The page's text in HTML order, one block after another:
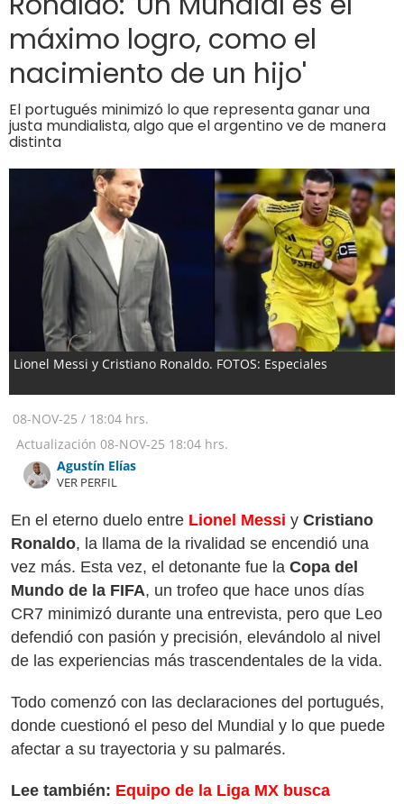
máximo logro, como el
nacimiento de un hijo'
El portugués minimizó lo que representa ganar una
justa mundialista, algo que el argentino ve de manera
distinta
Lionel Messi y Cristiano Ronaldo. FOTOS: Especiales
08-NOV-25 / 18:04 hrs.
Actualización 08-NOV-25 18:04 hrs.
Agustín Elías
VER PERFIL
En el eterno duelo entre Lionel Messi y Cristiano
Ronaldo, la llama de la rivalidad se encendió una
vez más. Esta vez, el detonante fue la Copa del
Mundo de la FIFA, un trofeo que hace unos días
CR7 minimizó durante una entrevista, pero que Leo
defendió con pasión y precisión, elevándolo al nivel
de las experiencias más trascendentales de la vida.
Todo comenzó con las declaraciones del portugués,
donde cuestionó el peso del Mundial y lo que puede
afectar a su trayectoria y su palmarés.
Lee también: Equipo de la Liga MX busca